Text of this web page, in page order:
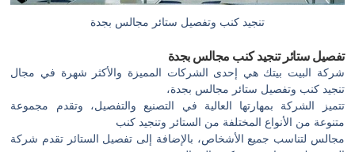
تنجيد كنب وتفصيل ستائر مجالس بجدة
تفصیل ستائر تنجيد كنب مجالس بجدة
شركة البيت بيتك هي إحدى الشركات المميزة والأكثر شهرة في مجال
تنجيد كنب وتفصيل ستائر مجالس بجدة،
تتميز الشركة بمهارتها العالية في التصنيع والتفصيل، وتقدم مجموعة
متنوعة من الأنواع المختلفة من الستائر وتنجيد كنب
مجالس لتناسب جميع الأشخاص، بالإضافة إلى تفصيل الستائر تقدم شركة